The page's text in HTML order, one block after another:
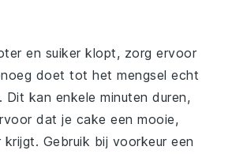
en suiker klopt, zorg ervoor
doet tot het mengsel echt
Dit kan enkele minuten duren,
dat je cake een mooie,
krijgt. Gebruik bij voorkeur een